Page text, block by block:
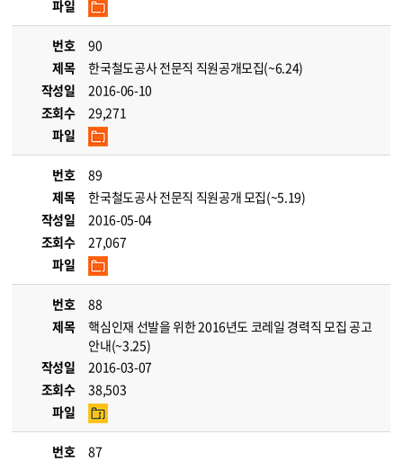
파일
번호
90
제목
한국철도공사 전문직 직원공개모집(~6.24)
작성일
2016-06-10
조회수
29,271
파일
번호
89
제목
한국철도공사 전문직 직원공개 모집(~5.19)
작성일
2016-05-04
조회수
27,067
파일
번호
88
제목
핵심인재 선발을 위한 2016년도 코레일 경력직 모집 공고
안내(~3.25)
작성일
2016-03-07
조회수
38,503
파일
번호
87